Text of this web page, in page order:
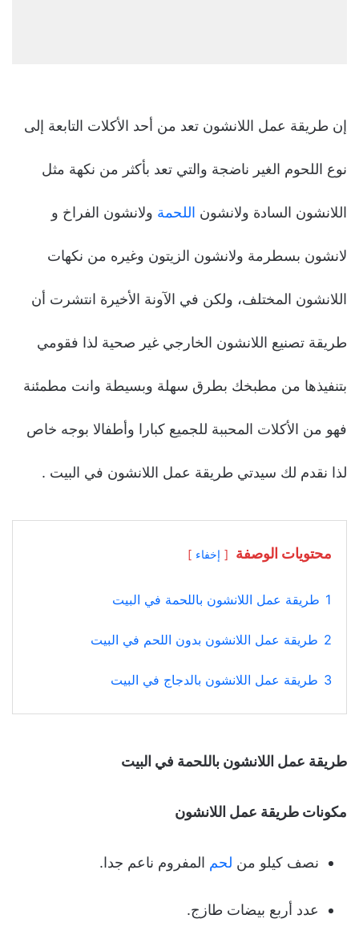
إن طريقة عمل اللانشون تعد من أحد الأكلات التابعة إلى
نوع اللحوم الغير ناضجة والتي تعد بأكثر من نكهة مثل
اللانشون السادة ولانشون اللحمة ولانشون الفراخ و
لانشون بسطرمة ولانشون الزيتون وغيره من نكهات
اللانشون المختلف، ولكن في الآونة الأخيرة انتشرت أن
طريقة تصنيع اللانشون الخارجي غير صحية لذا فقومي
بتنفيذها من مطبخك بطرق سهلة وبسيطة وانت مطمئنة
فهو من الأكلات المحببة للجميع كبارا وأطفالا بوجه خاص
لذا نقدم لك سيدتي طريقة عمل اللانشون في البيت .
محتويات الوصفة إخفاء
1 طريقة عمل اللانشون باللحمة في البيت
2 طريقة عمل اللانشون بدون اللحم في البيت
3 طريقة عمل اللانشون بالدجاج في البيت
طريقة عمل اللانشون باللحمة في البيت
مكونات طريقة عمل اللانشون
نصف كيلو من لحم المفروم ناعم جدا.
عدد أربع بيضات طازج.